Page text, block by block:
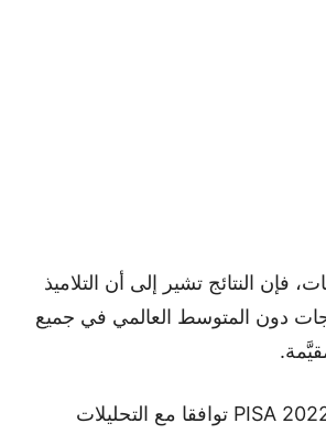
فإن النتائج تشير إلى أن التلاميذ
دون المتوسط العالمي في جميع
تظهر نتائج مسح PISA 2022 توافقا مع التحليلات